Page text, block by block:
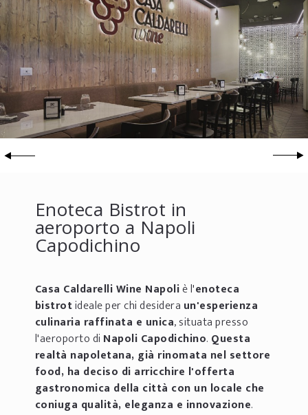
Enoteca Bistrot in
aeroporto a Napoli
Capodichino
Casa Caldarelli Wine Napoliè l'enoteca
bistrotideale per chi desidera un'esperienza
culinaria raffinata e unica, situata presso
l'aeroporto di Napoli Capodichino. Questa
realtà napoletana, già rinomata nel settore
food, ha deciso di arricchire l'offerta
gastronomica della città con un locale che
coniuga qualità, eleganza e innovazione.